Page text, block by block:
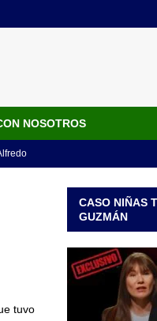
NOSOTROS
tuvo
CASO NIÑAS
GUZMÁN